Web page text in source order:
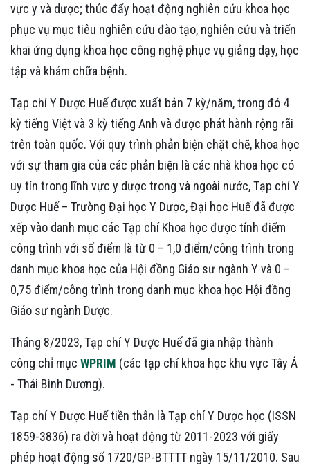
vực y và dược; thúc đẩy hoạt động nghiên cứu khoa học
phục vụ mục tiêu nghiên cứu đào tạo, nghiên cứu và triển
khai ứng dụng khoa học công nghệ phục vụ giảng dạy, học
tập và khám chữa bệnh.
Tạp chí Y Dược Huế được xuất bản 7 kỳ/năm, trong đó 4
kỳ tiếng Việt và 3 kỳ tiếng Anh và được phát hành rộng rãi
trên toàn quốc. Với quy trình phản biện chặt chẽ, khoa học
với sự tham gia của các phản biện là các nhà khoa học có
uy tín trong lĩnh vực y dược trong và ngoài nước, Tạp chí Y
Dược Huế – Trường Đại học Y Dược, Đại học Huế đã được
xếp vào danh mục các Tạp chí Khoa học được tính điểm
công trình với số điểm là từ 0 – 1,0 điểm/công trình trong
danh mục khoa học của Hội đồng Giáo sư ngành Y và 0 –
0,75 điểm/công trình trong danh mục khoa học Hội đồng
Giáo sư ngành Dược.
Tháng 8/2023, Tạp chí Y Dược Huế đã gia nhập thành
công chỉ mục WPRIM (các tạp chí khoa học khu vực Tây Á
- Thái Bình Dương).
Tạp chí Y Dược Huế tiền thân là Tạp chí Y Dược học (ISSN
1859-3836) ra đời và hoạt động từ 2011-2023 với giấy
phép hoạt động số 1720/GP-BTTTT ngày 15/11/2010. Sau